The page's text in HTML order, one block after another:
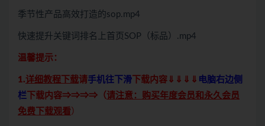
季节性产品高效打造的sop.mp4
快速提升关键词排名上首页SOP（标品）.mp4
温馨提示：
1.详细教程下载请手机往下滑 下载内容⇓⇓⇓⇓ 电脑右边侧
栏 下载内容⇒⇒⇒⇒（请注意：购买年度会员和永久会员
免费下载观看）